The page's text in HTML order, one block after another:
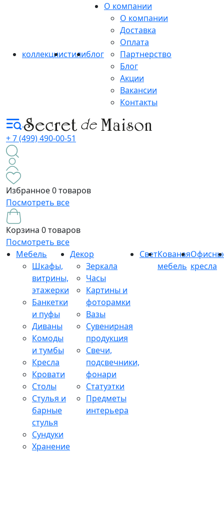
коллекциистилиблог
О компании
О компании
Доставка
Оплата
Партнерство
Блог
Акции
Вакансии
Контакты
+ 7 (499) 490-00-51
Избранное0 товаров
Посмотреть все
Корзина 0 товаров
Посмотреть все
Мебель
Шкафы,
витрины,
этажерки
Банкетки
и пуфы
Диваны
Комоды
и тумбы
Кресла
Кровати
Столы
Стулья и
барные
стулья
Сундуки
Хранение
Декор
Зеркала
Часы
Картины и
фоторамки
Вазы
Сувенирная
продукция
Свечи,
подсвечники,
фонари
Статуэтки
Предметы
интерьера
СветКованая
мебель кресла